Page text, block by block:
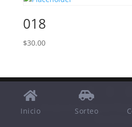
018
$30.00
Designed by Elegant
Inicio Sorteo